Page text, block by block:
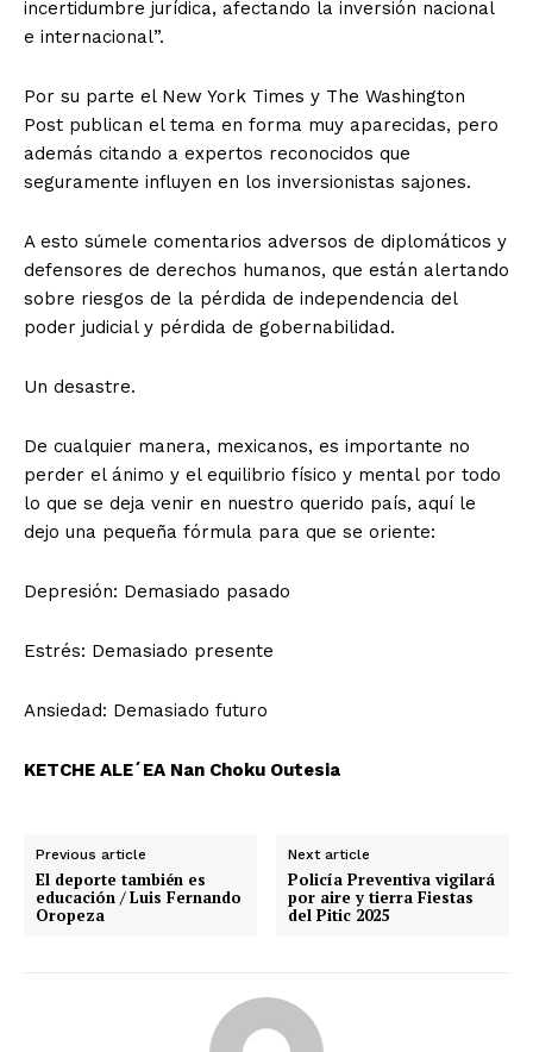
incertidumbre jurídica, afectando la inversión nacional
e internacional”.
Por su parte el New York Times y The Washington
Post publican el tema en forma muy aparecidas, pero
además citando a expertos reconocidos que
seguramente influyen en los inversionistas sajones.
A esto súmele comentarios adversos de diplomáticos y
defensores de derechos humanos, que están alertando
sobre riesgos de la pérdida de independencia del
poder judicial y pérdida de gobernabilidad.
Un desastre.
De cualquier manera, mexicanos, es importante no
perder el ánimo y el equilibrio físico y mental por todo
lo que se deja venir en nuestro querido país, aquí le
dejo una pequeña fórmula para que se oriente:
Depresión: Demasiado pasado
Estrés: Demasiado presente
Ansiedad: Demasiado futuro
KETCHE ALE´EA Nan Choku Outesia
Previous article
El deporte también es
educación / Luis Fernando
Oropeza
Next article
Policía Preventiva vigilará
por aire y tierra Fiestas
del Pitic 2025